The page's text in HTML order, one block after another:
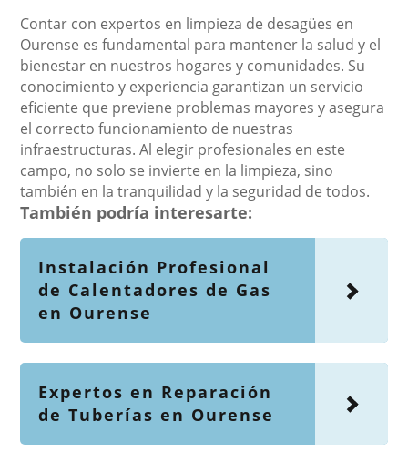
Contar con expertos en limpieza de desagües en
Ourense es fundamental para mantener la salud y el
bienestar en nuestros hogares y comunidades. Su
conocimiento y experiencia garantizan un servicio
eficiente que previene problemas mayores y asegura
el correcto funcionamiento de nuestras
infraestructuras. Al elegir profesionales en este
campo, no solo se invierte en la limpieza, sino
también en la tranquilidad y la seguridad de todos.
También podría interesarte:
Instalación Profesional
de Calentadores de Gas
en Ourense
Expertos en Reparación
de Tuberías en Ourense